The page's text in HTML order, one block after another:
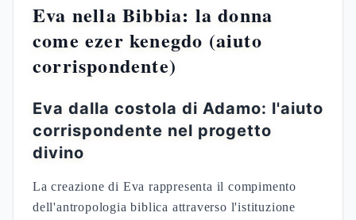
Eva nella Bibbia: la donna
come ezer kenegdo (aiuto
corrispondente)
Eva dalla costola di Adamo: l'aiuto
corrispondente nel progetto
divino
La creazione di Eva rappresenta il compimento
dell'antropologia biblica attraverso l'istituzione